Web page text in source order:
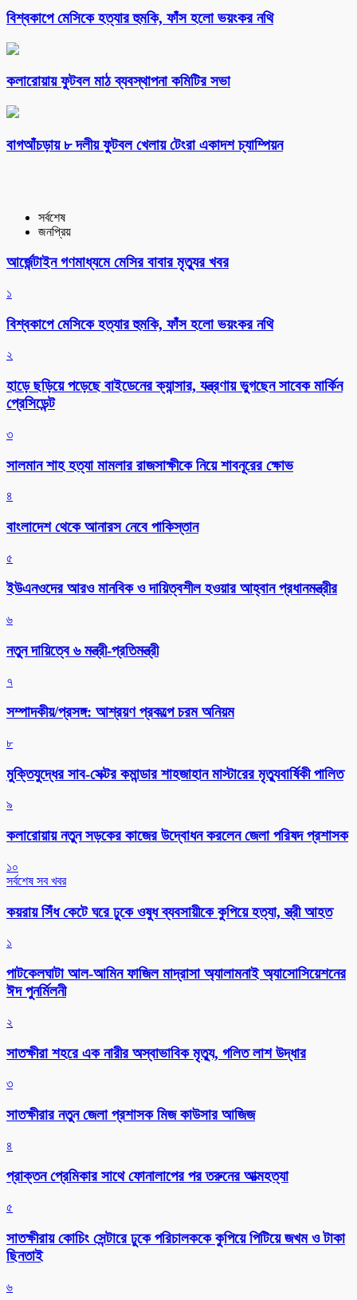
বিশ্বকাপে মেসিকে হত্যার হুমকি, ফাঁস হলো ভয়ংকর নথি
কলারোয়ায় ফুটবল মাঠ ব্যবস্থাপনা কমিটির সভা
বাগআঁচড়ায় ৮ দলীয় ফুটবল খেলায় টেংরা একাদশ চ্যাম্পিয়ন
সর্বশেষ
জনপ্রিয়
আর্জেন্টাইন গণমাধ্যমে মেসির বাবার মৃত্যুর খবর
১
বিশ্বকাপে মেসিকে হত্যার হুমকি, ফাঁস হলো ভয়ংকর নথি
২
হাড়ে ছড়িয়ে পড়েছে বাইডেনের ক্যান্সার, যন্ত্রণায় ভুগছেন সাবেক মার্কিন
প্রেসিডেন্ট
৩
সালমান শাহ হত্যা মামলার রাজসাক্ষীকে নিয়ে শাবনূরের ক্ষোভ
৪
বাংলাদেশ থেকে আনারস নেবে পাকিস্তান
৫
ইউএনওদের আরও মানবিক ও দায়িত্বশীল হওয়ার আহ্বান প্রধানমন্ত্রীর
৬
নতুন দায়িত্বে ৬ মন্ত্রী-প্রতিমন্ত্রী
৭
সম্পাদকীয়/প্রসঙ্গ: আশ্রয়ণ প্রকল্পে চরম অনিয়ম
৮
মুক্তিযুদ্ধের সাব-সেক্টর কমান্ডার শাহজাহান মাস্টারের মৃত্যুবার্ষিকী পালিত
৯
কলারোয়ায় নতুন সড়কের কাজের উদ্বোধন করলেন জেলা পরিষদ প্রশাসক
১০
সর্বশেষ সব খবর
কয়রায় সিঁধ কেটে ঘরে ঢুকে ওষুধ ব্যবসায়ীকে কুপিয়ে হত্যা, স্ত্রী আহত
১
পাটকেলঘাটা আল-আমিন ফাজিল মাদ্রাসা অ্যালামনাই অ্যাসোসিয়েশনের
ঈদ পুনর্মিলনী
২
সাতক্ষীরা শহরে এক নারীর অস্বাভাবিক মৃত্যু, গলিত লাশ উদ্ধার
৩
সাতক্ষীরার নতুন জেলা প্রশাসক মিজ কাউসার আজিজ
৪
প্রাক্তন প্রেমিকার সাথে ফোনালাপের পর তরুনের আত্মহত্যা
৫
সাতক্ষীরায় কোচিং সেন্টারে ঢুকে পরিচালককে কুপিয়ে পিটিয়ে জখম ও টাকা
ছিনতাই
৬